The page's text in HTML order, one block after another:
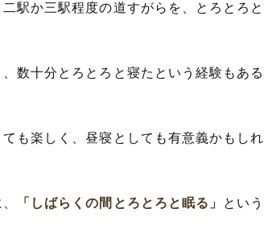
駅か三駅程度の道すがらを、とろとろと
数十分とろとろと寝たという経験もある
も楽しく、昼寝としても有意義かもしれ
「しばらくの間とろとろと眠る」
という